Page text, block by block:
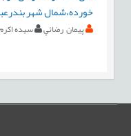
خورده،شمال شهر
پيمان رضائي سیده اکرم